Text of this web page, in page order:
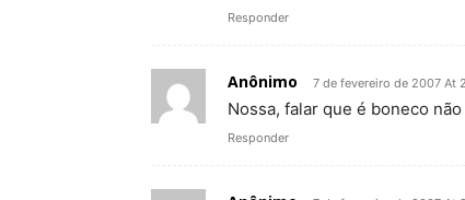
Responder
Anônimo 7 de fevereiro de 2007 At
Nossa, falar que é boneco
Responder